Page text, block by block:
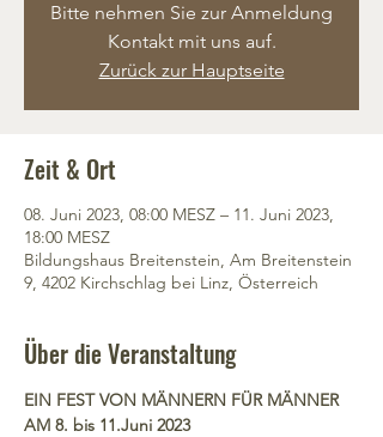
Bitte nehmen Sie zur Anmeldung
Kontakt mit uns auf.
Zurück zur Hauptseite
Zeit & Ort
08. Juni 2023, 08:00 MESZ – 11. Juni 2023,
18:00 MESZ
Bildungshaus Breitenstein, Am Breitenstein
9, 4202 Kirchschlag bei Linz, Österreich
Über die Veranstaltung
EIN FEST VON MÄNNERN FÜR MÄNNER
AM 8. bis 11.Juni 2023